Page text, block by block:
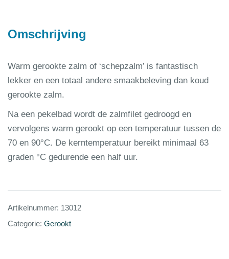
Omschrijving
Warm gerookte zalm of ‘schepzalm’ is fantastisch
lekker en een totaal andere smaakbeleving dan koud
gerookte zalm.
Na een pekelbad wordt de zalmfilet gedroogd en
vervolgens warm gerookt op een temperatuur tussen de
70 en 90°C. De kerntemperatuur bereikt minimaal 63
graden °C gedurende een half uur.
Artikelnummer: 13012
Categorie: Gerookt